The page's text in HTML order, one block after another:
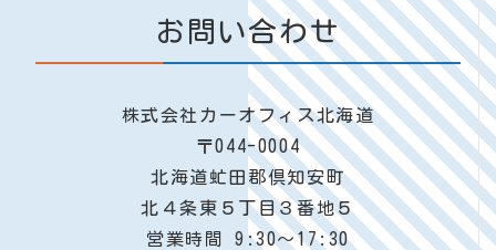
お問い合わせ
株式会社カーオフィス北海道
〒044-0004
北海道虻田郡倶知安町
北４条東５丁目３番地５
営業時間 9:30〜17:30